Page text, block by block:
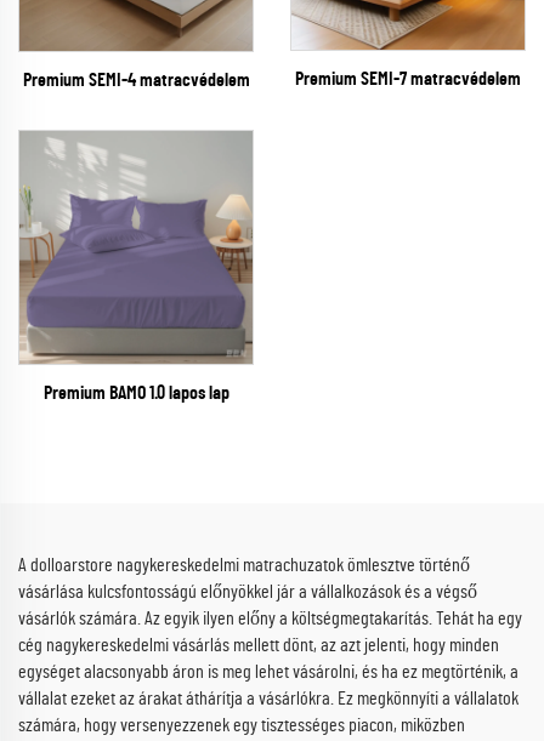
Premium SEMI-4 matracvédelem Premium SEMI-7 matracvédelem
Premium BAMO 1.0 lapos lap
A dolloarstore nagykereskedelmi matrachuzatok ömlesztve történő
vásárlása kulcsfontosságú előnyökkel jár a vállalkozások és a végső
vásárlók számára. Az egyik ilyen előny a költségmegtakarítás. Tehát ha egy
cég nagykereskedelmi vásárlás mellett dönt, az azt jelenti, hogy minden
egységet alacsonyabb áron is meg lehet vásárolni, és ha ez megtörténik, a
vállalat ezeket az árakat áthárítja a vásárlókra. Ez megkönnyíti a vállalatok
számára, hogy versenyezzenek egy tisztességes piacon, miközben